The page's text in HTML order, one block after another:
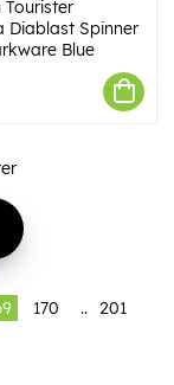
Tourister
Diablast Spinner
Blue
170 .. 201